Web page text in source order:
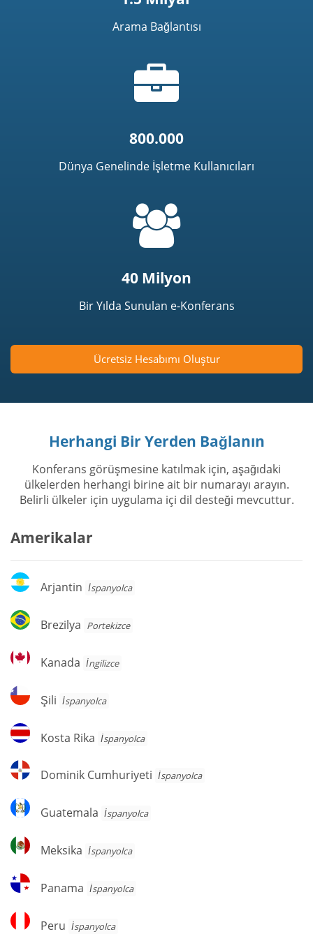
Arama Bağlantısı
çantası
simgesi
800.000
Dünya Genelinde İşletme Kullanıcıları
40 Milyon
Bir Yılda Sunulan e-Konferans
Ücretsiz Hesabımı Oluştur
Herhangi Bir Yerden Bağlanın
Konferans görüşmesine katılmak için, aşağıdaki
ülkelerden herhangi birine ait bir numarayı arayın.
Belirli ülkeler için uygulama içi dil desteği mevcuttur.
Amerikalar
Arjantin
Arjantin İspanyolca
Brezilya
Brezilya Portekizce
Kanada
Kanada İngilizce
Şili
Şili İspanyolca
Kosta
Rika
Kosta Rika İspanyolca
Dominik
Cumhuriyeti
Dominik Cumhuriyeti İspanyolca
Guatemala
Guatemala İspanyolca
Meksika
Meksika İspanyolca
Panama
Panama İspanyolca
Peru
Peru İspanyolca